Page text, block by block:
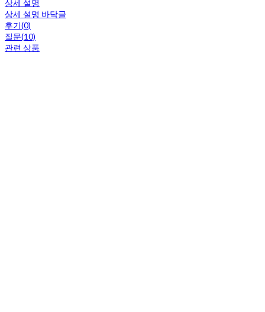
상세 설명
상세 설명 바닥글
후기(0)
질문(10)
관련 상품